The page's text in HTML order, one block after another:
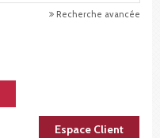
Recherche avancée
Espace Client